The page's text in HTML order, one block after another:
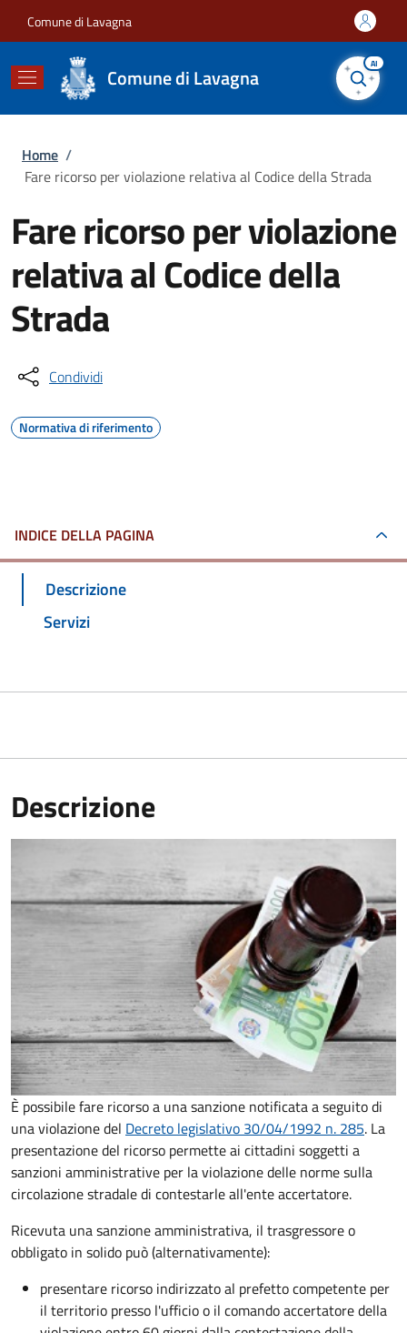
Comune di Lavagna
Comune di Lavagna
AI
Briciole di pane
Home /
Fare ricorso per violazione relativa al Codice della Strada
Fare ricorso per violazione
relativa al Codice della
Strada
Condividi
Normativa di riferimento
INDICE DELLA PAGINA
Descrizione
Servizi
Descrizione
È possibile fare ricorso a una sanzione notificata a seguito di
una violazione del Decreto legislativo 30/04/1992 n. 285. La
presentazione del ricorso permette ai cittadini soggetti a
sanzioni amministrative per la violazione delle norme sulla
circolazione stradale di contestarle all'ente accertatore.
Ricevuta una sanzione amministrativa, il trasgressore o
obbligato in solido può (alternativamente):
presentare ricorso indirizzato al prefetto competente per
il territorio presso l'ufficio o il comando accertatore della